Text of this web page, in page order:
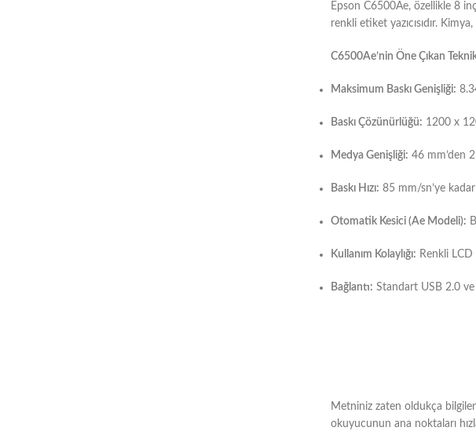
Epson C6500Ae, özellikle 8
renkli etiket yazıcısıdır.
C6500Ae’nin Öne Çıkan
Maksimum Baskı Genişliği:
Baskı Çözünürlüğü: 1200 x
Medya Genişliği: 46 mm’den
Baskı Hızı: 85 mm/sn’ye kadar
Otomatik Kesici (Ae Modeli):
Kullanım Kolaylığı: Renkli
Bağlantı: Standart USB 2.0
Metniniz zaten oldukça
okuyucunun ana noktaları